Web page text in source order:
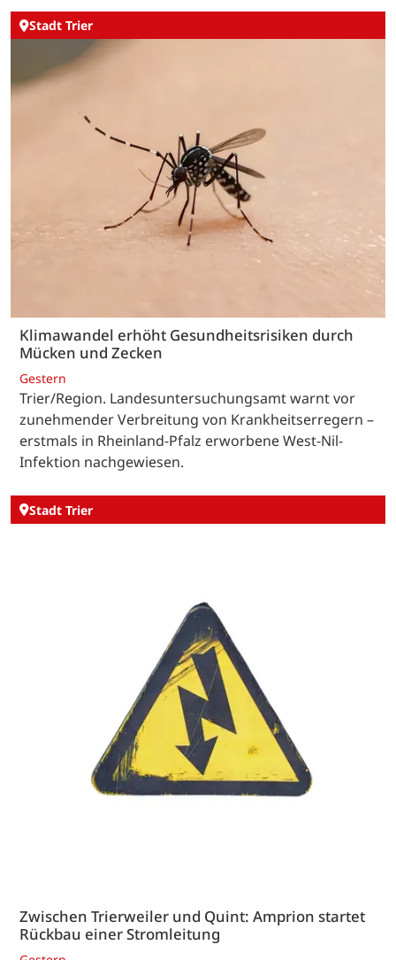
Stadt Trier
Klimawandel erhöht Gesundheitsrisiken durch
Mücken und Zecken
Gestern
Trier/Region. Landesuntersuchungsamt warnt vor
zunehmender Verbreitung von Krankheitserregern –
erstmals in Rheinland-Pfalz erworbene West-Nil-
Infektion nachgewiesen.
Stadt Trier
Zwischen Trierweiler und Quint: Amprion startet
Rückbau einer Stromleitung